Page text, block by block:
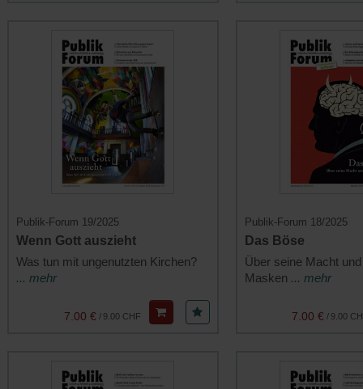
Publik-Forum 19/2025
Wenn Gott auszieht
Was tun mit ungenutzten Kirchen?
... mehr
9.00 CHF
/
7.00 €
Publik-Forum 18/2025
Das Böse
Über seine Macht
Masken ... mehr
9.00
/
7.00 €